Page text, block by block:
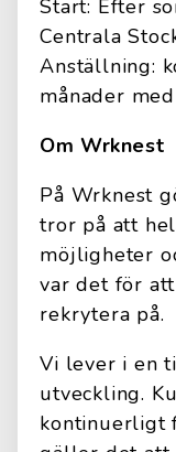
Start: Efter
Centrala
Anställning:
månader
Om Wrknest
På Wrknest
tror på att
möjligheter
var det för
rekrytera på.
Vi lever i en
utveckling.
kontinuerligt